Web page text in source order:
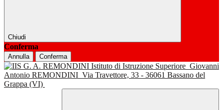
Chiudi
Conferma
Annulla Conferma
Istituto di Istruzione Superiore Giovanni
Antonio REMONDINI Via Travettore, 33 - 36061 Bassano del
Grappa (VI)